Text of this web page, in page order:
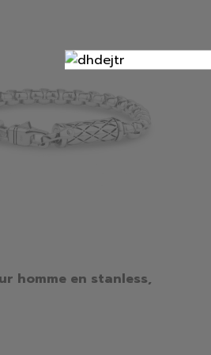
homme en stanless,